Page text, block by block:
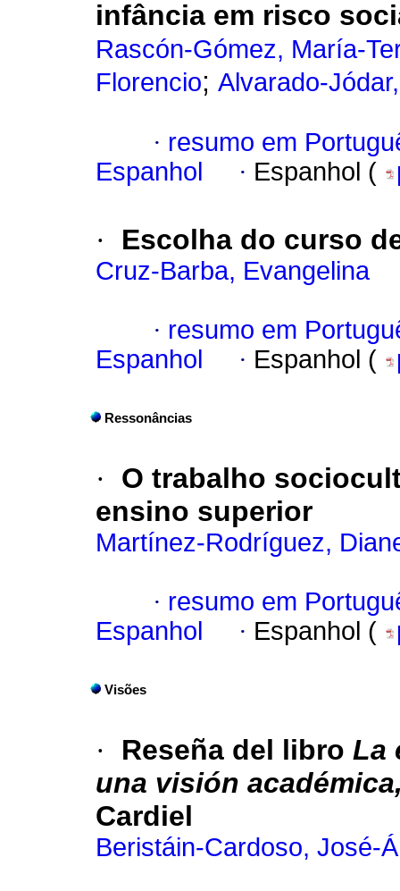
infância em risco
Rascón-Gómez, María-
Florencio; Alvarado-
· resumo em
Espanhol
· Espanhol (
· Escolha do curso
Cruz-Barba, Evangelina
· resumo em
Espanhol
· Espanhol (
Ressonâncias
·
O trabalho
ensino superior
Martínez-Rodríguez,
· resumo em
Espanhol
· Espanhol (
Visões
· Reseña del libro La
una visión
Cardiel
Beristáin-Cardoso, José-